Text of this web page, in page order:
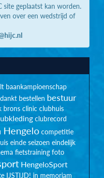
geplaatst kan worden.
over een wedstrijd of
baankampioenschap
bestellen bestuur
brons clinic clubhuis
clubrecord
Hengelo competitie
einde seizoen eindelijk
fietstraining foto
HengeloSport
IJSTIJD! in memoriam